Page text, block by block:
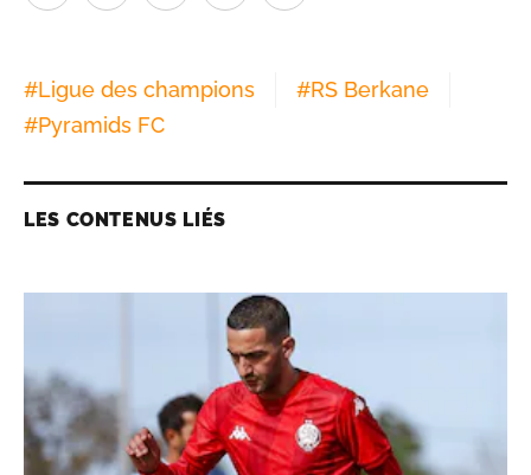
#Ligue des champions #RS Berkane
#Pyramids FC
LES CONTENUS LIÉS